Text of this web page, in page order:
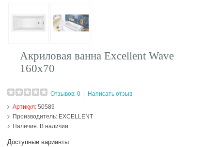
Акриловая ванна Excellent Wave
160х70
Отзывов: 0
Написать отзыв
Артикул:50589
Производитель: EXCELLENT
Наличие: В наличии
Доступные варианты